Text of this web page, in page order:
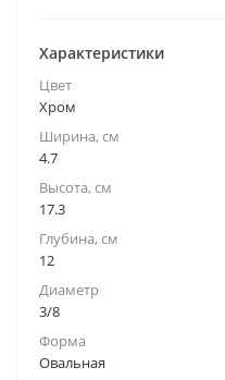
Характеристики
Цвет
Хром
Ширина, см
4.7
Высота, см
17.3
Глубина, см
12
Диаметр
3/8
Форма
Овальная